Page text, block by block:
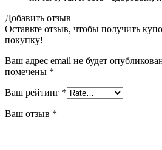
Добавить отзыв
Оставьте отзыв, чтобы получить
покупку!
Ваш адрес email не будет
помечены *
Ваш рейтинг *
Ваш отзыв *